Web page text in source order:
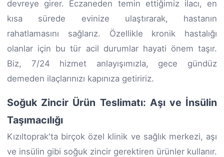
devreye girer. Eczaneden temin ettiğimiz ilacı, en
kısa sürede evinize ulaştırarak, hastanın
rahatlamasını sağlarız. Özellikle kronik hastalığı
olanlar için bu tür acil durumlar hayati önem taşır.
Biz, 7/24 hizmet anlayışımızla, gece gündüz
demeden ilaçlarınızı kapınıza getiririz.
Soğuk Zincir Ürün Teslimatı: Aşı ve İnsülin
Taşımacılığı
Kızıltoprak'ta birçok özel klinik ve sağlık merkezi, aşı
ve insülin gibi soğuk zincir gerektiren ürünler kullanır.